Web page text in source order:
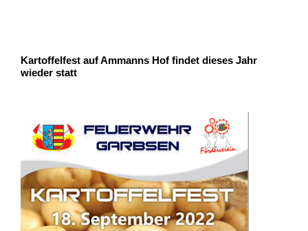
Kartoffelfest auf Ammanns Hof findet dieses Jahr
wieder statt